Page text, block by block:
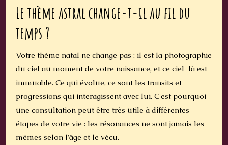
Le thème astral change-t-il au fil du
temps ?
Votre thème natal ne change pas : il est la photographie
du ciel au moment de votre naissance, et ce ciel-là est
immuable. Ce qui évolue, ce sont les transits et
progressions qui interagissent avec lui. C'est pourquoi
une consultation peut être très utile à différentes
étapes de votre vie : les résonances ne sont jamais les
mêmes selon l'âge et le vécu.